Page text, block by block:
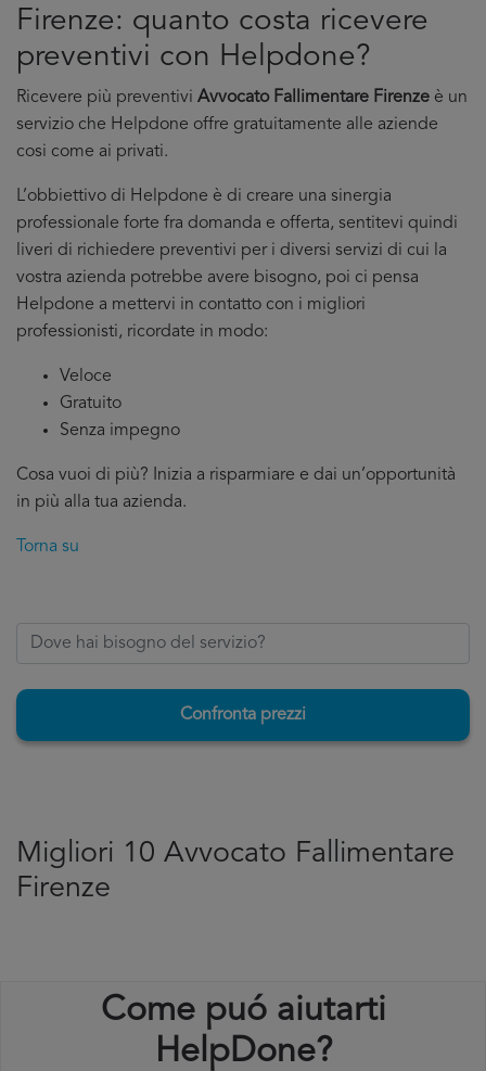
Firenze: quanto costa ricevere
preventivi con Helpdone?
Ricevere più preventivi Avvocato Fallimentare Firenze è un
servizio che Helpdone offre gratuitamente alle aziende
cosi come ai privati.
L’obbiettivo di Helpdone è di creare una sinergia
professionale forte fra domanda e offerta, sentitevi quindi
liveri di richiedere preventivi per i diversi servizi di cui la
vostra azienda potrebbe avere bisogno, poi ci pensa
Helpdone a mettervi in contatto con i migliori
professionisti, ricordate in modo:
Veloce
Gratuito
Senza impegno
Cosa vuoi di più? Inizia a risparmiare e dai un’opportunità
in più alla tua azienda.
Torna su
Confronta prezzi
Migliori 10 Avvocato Fallimentare
Firenze
Come puó aiutarti
HelpDone?